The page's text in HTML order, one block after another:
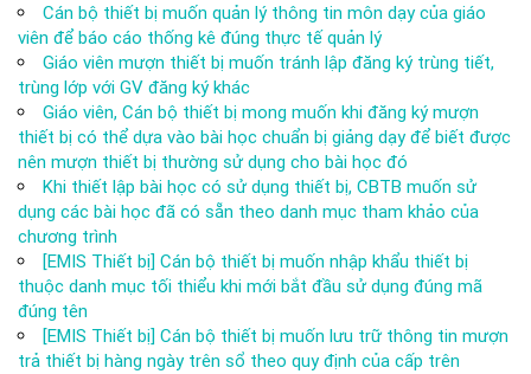
Cán bộ thiết bị muốn quản lý thông tin môn dạy của giáo
viên để báo cáo thống kê đúng thực tế quản lý
Giáo viên mượn thiết bị muốn tránh lập đăng ký trùng tiết,
trùng lớp với GV đăng ký khác
Giáo viên, Cán bộ thiết bị mong muốn khi đăng ký mượn
thiết bị có thể dựa vào bài học chuẩn bị giảng dạy để biết được
nên mượn thiết bị thường sử dụng cho bài học đó
Khi thiết lập bài học có sử dụng thiết bị, CBTB muốn sử
dụng các bài học đã có sẵn theo danh mục tham khảo của
chương trình
[EMIS Thiết bị] Cán bộ thiết bị muốn nhập khẩu thiết bị
thuộc danh mục tối thiểu khi mới bắt đầu sử dụng đúng mã
đúng tên
[EMIS Thiết bị] Cán bộ thiết bị muốn lưu trữ thông tin mượn
trả thiết bị hàng ngày trên sổ theo quy định của cấp trên